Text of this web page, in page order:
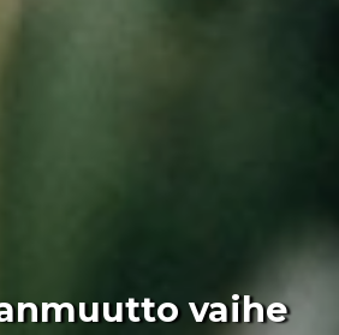
vaihe